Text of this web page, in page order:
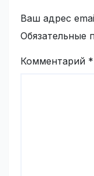
Ваш адрес
Обязательные
Комментарий *